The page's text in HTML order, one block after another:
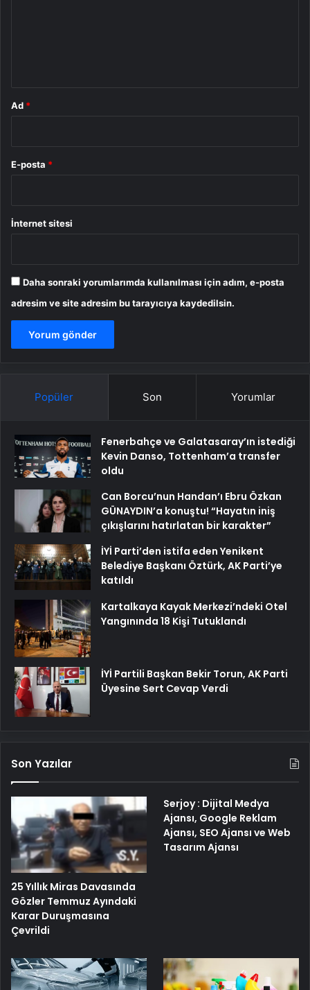
Ad *
E-posta *
İnternet sitesi
Daha sonraki yorumlarımda kullanılması için adım, e-posta
adresim ve site adresim bu tarayıcıya kaydedilsin.
Popüler Son Yorumlar
Fenerbahçe ve Galatasaray’ın istediği
Kevin Danso, Tottenham’a transfer
oldu
Can Borcu’nun Handan’ı Ebru Özkan
GÜNAYDIN’a konuştu! “Hayatın iniş
çıkışlarını hatırlatan bir karakter”
İYİ Parti’den istifa eden Yenikent
Belediye Başkanı Öztürk, AK Parti’ye
katıldı
Kartalkaya Kayak Merkezi’ndeki Otel
Yangınında 18 Kişi Tutuklandı
İYİ Partili Başkan Bekir Torun, AK Parti
Üyesine Sert Cevap Verdi
Son Yazılar
25 Yıllık Miras Davasında
Gözler Temmuz Ayındaki
Karar Duruşmasına
Çevrildi
Serjoy : Dijital Medya
Ajansı, Google Reklam
Ajansı, SEO Ajansı ve Web
Tasarım Ajansı